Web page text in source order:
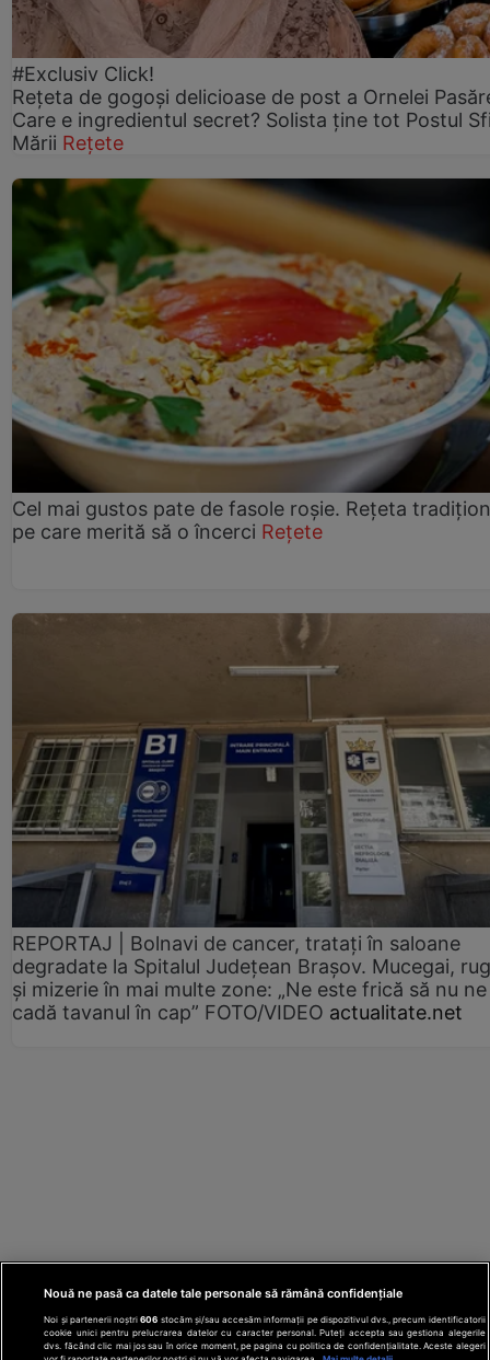
#Exclusiv Click!
Rețeta de gogoşi delicioase de post a Ornelei
Care e ingredientul secret? Solista ține tot Postul
Mării Rețete
Cel mai gustos pate de fasole roșie. Rețeta
pe care merită să o încerci Rețete
REPORTAJ | Bolnavi de cancer, tratați în saloane
degradate la Spitalul Județean Brașov. Mucegai,
și mizerie în mai multe zone: „Ne este frică să nu ne
cadă tavanul în cap” FOTO/VIDEO actualitate.net
Nouă ne pasă ca datele tale personale să rămână confidențiale
Noi și partenerii noștri606 stocăm și/sau accesăm informații pe dispozitivul dvs., precum identificatorii
cookie unici pentru prelucrarea datelor cu caracter personal. Puteți accepta sau gestiona alegerile
dvs. făcând clic mai jos sau în orice moment, pe pagina cu politica de confidențialitate. Aceste alegeri